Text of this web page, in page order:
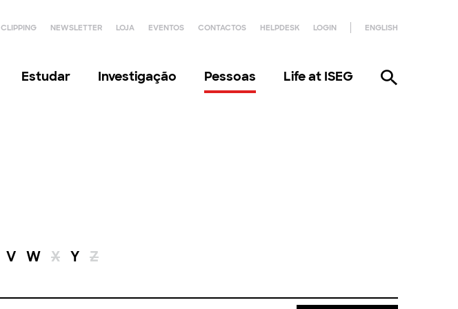
CLIPPING NEWSLETTER LOJA EVENTOS CONTACTOS HELPDESK LOGIN ENGLISH
Estudar Investigação Pessoas Life at ISEG
V W X Y Z